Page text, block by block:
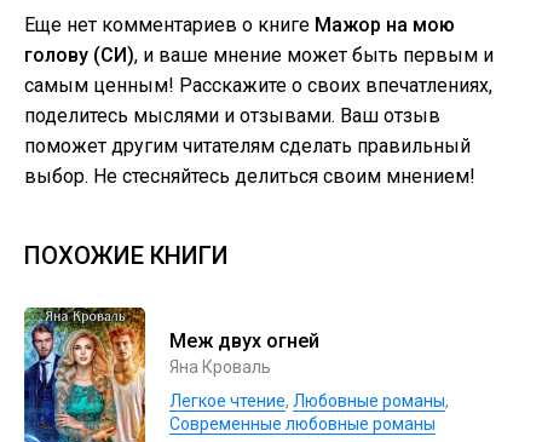
Еще нет комментариев о книге Мажор на мою
голову (СИ), и ваше мнение может быть первым и
самым ценным! Расскажите о своих впечатлениях,
поделитесь мыслями и отзывами. Ваш отзыв
поможет другим читателям сделать правильный
выбор. Не стесняйтесь делиться своим мнением!
ПОХОЖИЕ КНИГИ
Меж двух огней
Яна Кроваль
Легкое чтение, Любовные романы,
Современные любовные романы